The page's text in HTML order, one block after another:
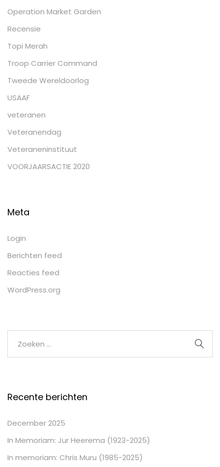
Operation Market Garden
Recensie
Topi Merah
Troop Carrier Command
Tweede Wereldoorlog
USAAF
veteranen
Veteranendag
Veteraneninstituut
VOORJAARSACTIE 2020
Meta
Login
Berichten feed
Reacties feed
WordPress.org
Recente berichten
December 2025
In Memoriam: Jur Heerema (1923-2025)
In memoriam: Chris Muru (1985-2025)